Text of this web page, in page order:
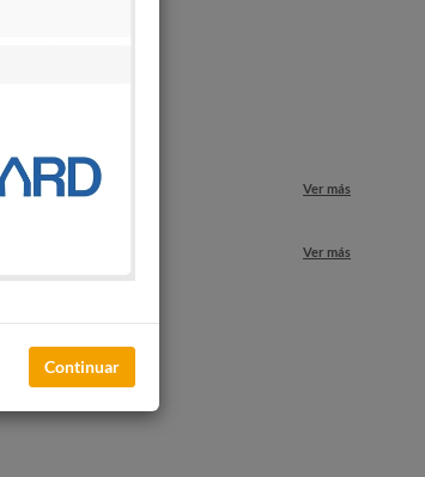
Ver más
Ver más
Continuar